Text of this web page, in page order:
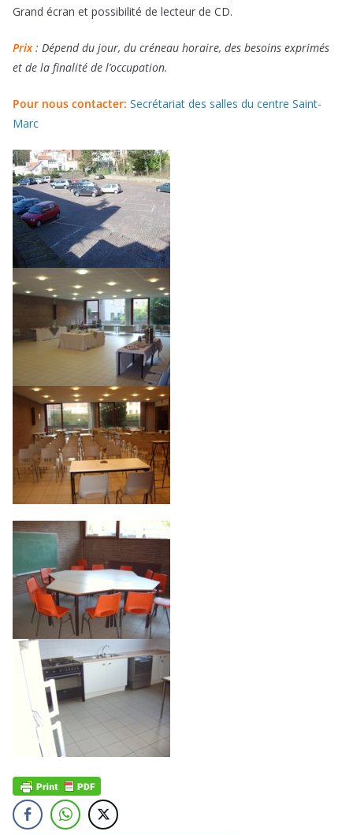
Grand écran et possibilité de lecteur de CD.
Prix: Dépend du jour, du créneau horaire, des besoins exprimés
et de la finalité de l’occupation.
Pour nous contacter: Secrétariat des salles du centre Saint-
Marc